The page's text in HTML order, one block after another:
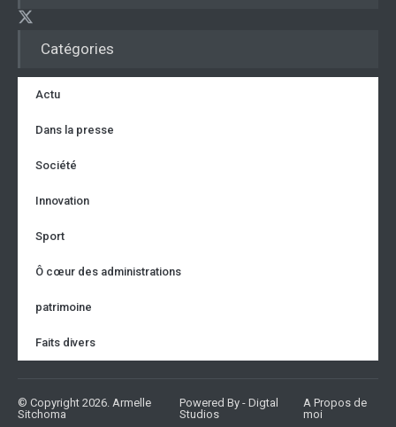
Catégories
Actu
Dans la presse
Société
Innovation
Sport
Ô cœur des administrations
patrimoine
Faits divers
© Copyright 2026. Armelle
Sitchoma
Powered By - Digtal
Studios
A Propos de
moi